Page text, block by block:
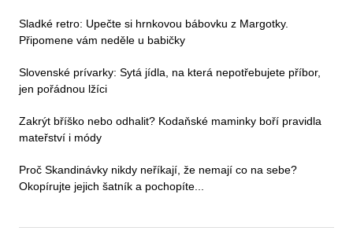
Sladké retro: Upečte si hrnkovou bábovku z Margotky.
Připomene vám neděle u babičky
Slovenské prívarky: Sytá jídla, na která nepotřebujete příbor,
jen pořádnou lžíci
Zakrýt bříško nebo odhalit? Kodaňské maminky boří pravidla
mateřství i módy
Proč Skandinávky nikdy neříkají, že nemají co na sebe?
Okopírujte jejich šatník a pochopíte...